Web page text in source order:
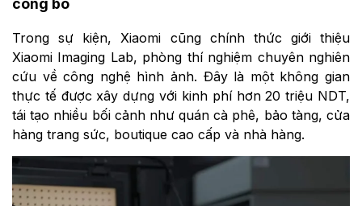
công bố
Trong sự kiện, Xiaomi cũng chính thức giới thiệu
Xiaomi Imaging Lab, phòng thí nghiệm chuyên nghiên
cứu về công nghệ hình ảnh. Đây là một không gian
thực tế được xây dựng với kinh phí hơn 20 triệu NDT,
tái tạo nhiều bối cảnh như quán cà phê, bảo tàng, cửa
hàng trang sức, boutique cao cấp và nhà hàng.